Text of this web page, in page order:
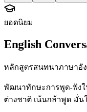
ยอดนิยม
English
หลักสูตรสนทนาภาษาอั
พัฒนาทักษะการพูด-ฟังใ
ต่างชาติ เน้นกล้าพูด มั่น